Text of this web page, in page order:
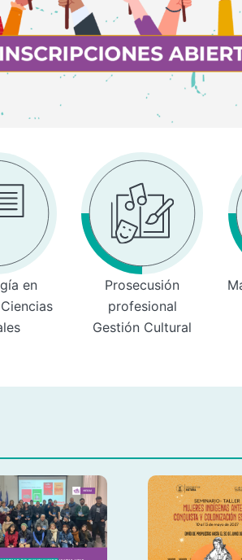
en
Prosecusión
profesional
Gestión Cultural